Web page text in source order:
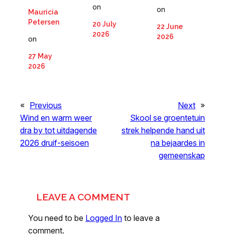
Mauricia
Petersen
on
27 May
2026
on
20 July
2026
on
22 June
2026
« Previous
Wind en warm weer
dra by tot uitdagende
2026 druif-seisoen
Next »
Skool se groentetuin
strek helpende hand uit
na bejaardes in
gemeenskap
LEAVE A COMMENT
You need to be Logged In to leave a
comment.